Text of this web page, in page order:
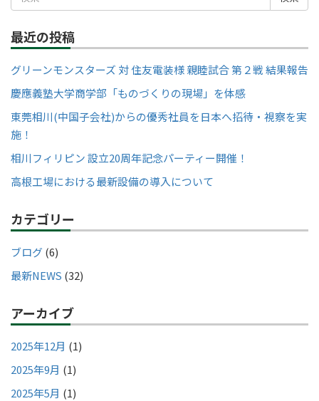
索:
最近の投稿
グリーンモンスターズ 対 住友電装様 親睦試合 第２戦 結果報告
慶應義塾大学商学部「ものづくりの現場」を体感
東莞相川(中国子会社)からの優秀社員を日本へ招待・視察を実
施！
相川フィリピン 設立20周年記念パーティー開催！
高根工場における最新設備の導入について
カテゴリー
ブログ (6)
最新NEWS (32)
アーカイブ
2025年12月 (1)
2025年9月 (1)
2025年5月 (1)